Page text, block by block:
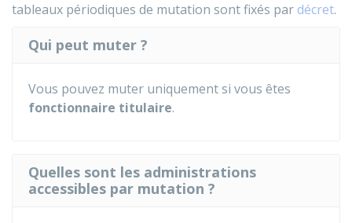
tableaux périodiques de mutation sont fixés pardécret.
Qui peut muter ?
Vous pouvez muter uniquement si vous êtes
fonctionnaire titulaire.
Quelles sont les administrations
accessibles par mutation ?